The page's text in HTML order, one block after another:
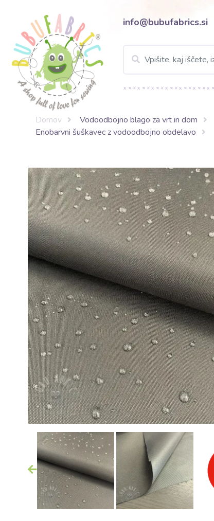
info@bubufabrics.si
Domov Vodoodbojno blago za vrt in dom
Enobarvni šuškavec z vodoodbojno obdelavo